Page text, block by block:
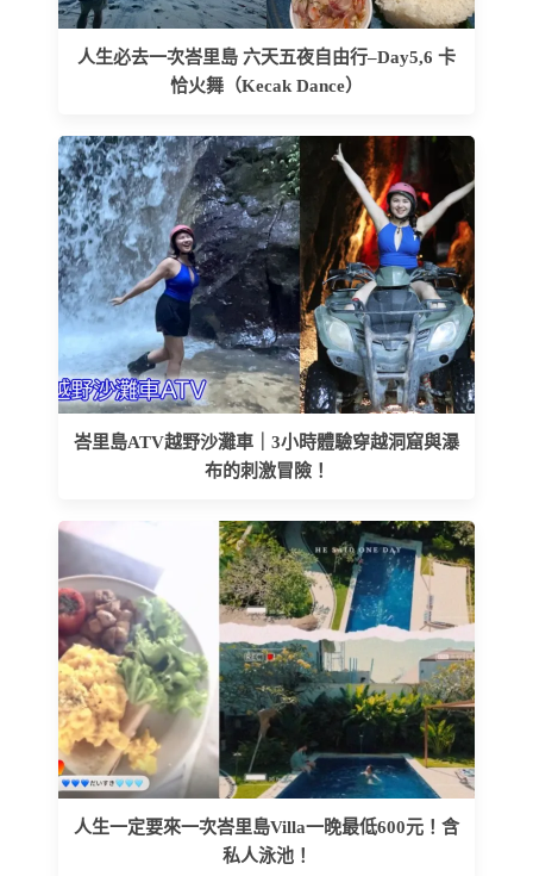
人生必去一次峇里島 六天五夜自由行–Day5,6 卡
恰火舞（Kecak Dance）
峇里島ATV越野沙灘車｜3小時體驗穿越洞窟與瀑
布的刺激冒險！
人生一定要來一次峇里島Villa一晚最低600元！含
私人泳池！